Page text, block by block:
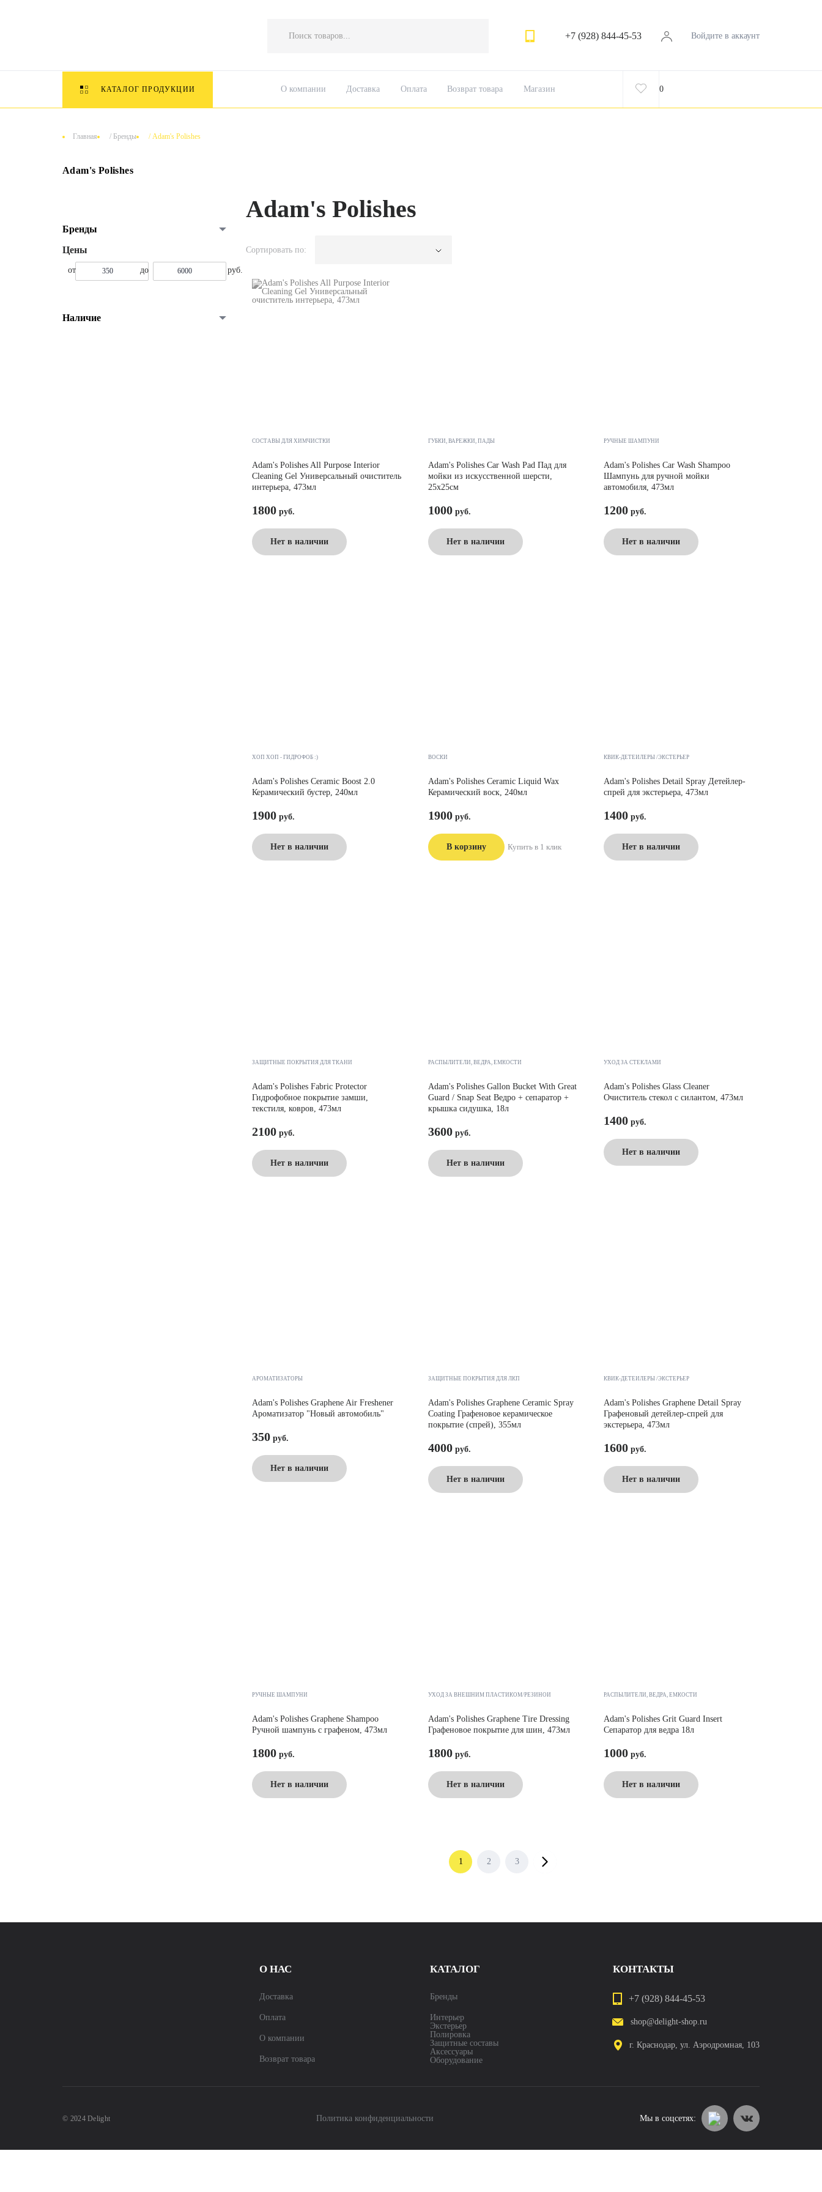
товаров
+7 (928) 844-45-53 Войдите в аккаунт
КАТАЛОГ ПРОДУКЦИИ О компании Доставка Оплата Возврат товара Магазин 0
Главная / Бренды /Adam's Polishes
Adam's Polishes
Бренды
Наличие
Adam's Polishes
Сортировать по:
СОСТАВЫ ДЛЯ ХИМЧИСТКИ
Adam's Polishes All Purpose Interior
Cleaning Gel Универсальный очиститель
интерьера, 473мл
1800
Нет в наличии
ГУБКИ, ВАРЕЖКИ, ПАДЫ
Adam's Polishes Car Wash Pad Пад для
мойки из искусственной шерсти,
25x25см
1000
Нет в наличии
РУЧНЫЕ ШАМПУНИ
Adam's Polishes Car Wash Shampoo
Шампунь для ручной мойки
автомобиля, 473мл
1200
Нет в наличии
ХОП ХОП - ГИДРОФОБ :)
Adam's Polishes Ceramic Boost 2.0
Керамический бустер, 240мл
1900
Нет в наличии
ВОСКИ
Adam's Polishes Ceramic Liquid Wax
Керамический воск, 240мл
1900
В корзину Купить в 1 клик
КВИК-ДЕТЕЙЛЕРЫ /ЭКСТЕРЬЕР
Adam's Polishes Detail Spray Детейлер-
спрей для экстерьера, 473мл
1400
Нет в наличии
ЗАЩИТНЫЕ ПОКРЫТИЯ ДЛЯ ТКАНИ
Adam's Polishes Fabric Protector
Гидрофобное покрытие замши,
текстиля, ковров, 473мл
2100
Нет в наличии
РАСПЫЛИТЕЛИ, ВЕДРА, ЕМКОСТИ
Adam's Polishes Gallon Bucket With Great
Guard / Snap Seat Ведро + сепаратор +
крышка сидушка, 18л
3600
Нет в наличии
УХОД ЗА СТЕКЛАМИ
Adam's Polishes Glass Cleaner
Очиститель стекол с силантом, 473мл
1400
Нет в наличии
АРОМАТИЗАТОРЫ
Adam's Polishes Graphene Air Freshener
Ароматизатор "Новый автомобиль"
350
Нет в наличии
ЗАЩИТНЫЕ ПОКРЫТИЯ ДЛЯ ЛКП
Adam's Polishes Graphene Ceramic Spray
Coating Графеновое керамическое
покрытие (спрей), 355мл
4000
Нет в наличии
КВИК-ДЕТЕЙЛЕРЫ /ЭКСТЕРЬЕР
Adam's Polishes Graphene Detail Spray
Графеновый детейлер-спрей для
экстерьера, 473мл
1600
Нет в наличии
РУЧНЫЕ ШАМПУНИ
Adam's Polishes Graphene Shampoo
Ручной шампунь с графеном, 473мл
1800
Нет в наличии
УХОД ЗА ВНЕШНИМ ПЛАСТИКОМ/РЕЗИНОЙ
Adam's Polishes Graphene Tire Dressing
Графеновое покрытие для шин, 473мл
1800
Нет в наличии
РАСПЫЛИТЕЛИ, ВЕДРА, ЕМКОСТИ
Adam's Polishes Grit Guard Insert
Сепаратор для ведра 18л
1000
Нет в наличии
Навигация
по
1 2 3
О НАС
Доставка
Оплата
О компании
Возврат товара
КАТАЛОГ
Бренды
Интерьер
Экстерьер
Полировка
Защитные составы
Аксессуары
Оборудование
КОНТАКТЫ
+7 (928) 844-45-53
shop@delight-shop.ru
г. Краснодар, ул. Аэродромная, 103
© 2024 Delight Политика конфиденциальности Мы в соцсетях: